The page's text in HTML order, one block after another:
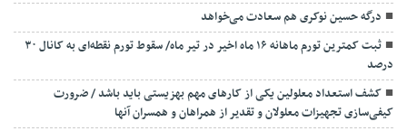
درگه حسین نوکری هم سعادت می‌خواهد
ثبت کمترین تورم ماهانه ۱۶ ماه اخیر در تیر ماه/ سقوط تورم نقطه‌ای به کانال ۳۰
درصد
کشف استعداد معلولین یکی از کارهای مهم بهزیستی باید باشد / ضرورت
کیفی‌سازی تجهیزات معلولان و تقدیر از همراهان و همسران آنها